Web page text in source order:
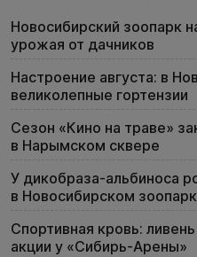
Новосибирский зоопарк
урожая от дачников
Настроение августа: в
великолепные гортензии
Сезон «Кино на траве»
в Нарымском сквере
У дикобраза-альбиноса
в Новосибирском
Спортивная кровь:
акции у «Сибирь-Арены»